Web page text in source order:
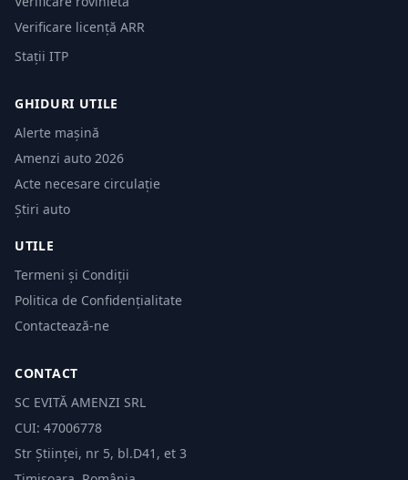
Verificare licență ARR
Stații ITP
GHIDURI UTILE
Alerte mașină
Amenzi auto 2026
Acte necesare circulație
Știri auto
UTILE
Termeni și Condiții
Politica de Confidențialitate
Contactează-ne
CONTACT
SC EVITĂ AMENZI SRL
CUI: 47006778
Str Științei, nr 5, bl.D41, et 3